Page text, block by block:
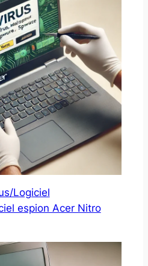
Logiciel
espion Acer Nitro